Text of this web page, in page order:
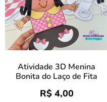
Atividade 3D Menina
Bonita do Laço de Fita
R$4,00